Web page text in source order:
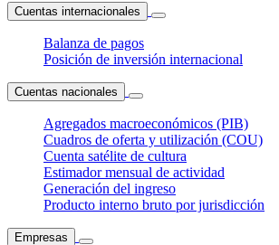
Cuentas internacionales
Balanza de pagos
Posición de inversión internacional
Cuentas nacionales
Agregados macroeconómicos (PIB)
Cuadros de oferta y utilización (COU)
Cuenta satélite de cultura
Estimador mensual de actividad
Generación del ingreso
Producto interno bruto por jurisdicción
Empresas